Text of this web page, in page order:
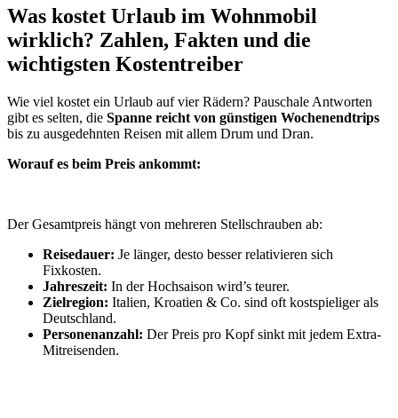
Was kostet Urlaub im Wohnmobil
wirklich? Zahlen, Fakten und die
wichtigsten Kostentreiber
Wie viel kostet ein Urlaub auf vier Rädern? Pauschale Antworten
gibt es selten, die Spanne reicht von günstigen Wochenendtrips
bis zu ausgedehnten Reisen mit allem Drum und Dran.
Worauf es beim Preis ankommt:
Der Gesamtpreis hängt von mehreren Stellschrauben ab:
Reisedauer: Je länger, desto besser relativieren sich
Fixkosten.
Jahreszeit: In der Hochsaison wird’s teurer.
Zielregion: Italien, Kroatien & Co. sind oft kostspieliger als
Deutschland.
Personenanzahl: Der Preis pro Kopf sinkt mit jedem Extra-
Mitreisenden.